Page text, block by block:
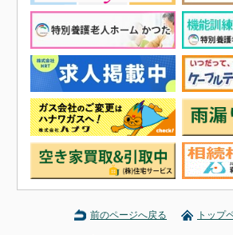
前のページへ戻る トップ